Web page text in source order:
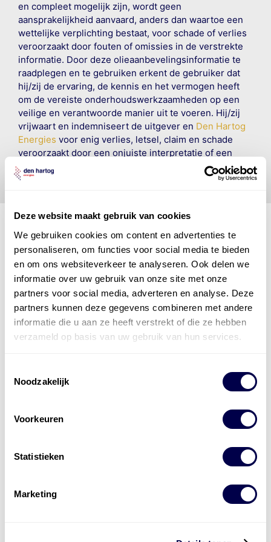
Deze website maakt gebruik van cookies
We gebruiken cookies om content en advertenties te
personaliseren, om functies voor social media te bieden
en om ons websiteverkeer te analyseren. Ook delen we
informatie over uw gebruik van onze site met onze
partners voor social media, adverteren en analyse. Deze
partners kunnen deze gegevens combineren met andere
informatie die u aan ze heeft verstrekt of die ze hebben
verzameld op basis van uw gebruik van hun services.
Noodzakelijk
Voorkeuren
Statistieken
Marketing
en compleet mogelijk zijn, wordt geen
aansprakelijkheid aanvaard, anders dan waartoe een
wettelijke verplichting bestaat, voor schade of verlies
veroorzaakt door fouten of omissies in de verstrekte
informatie. Door deze olieaanbevelingsinformatie te
raadplegen en te gebruiken erkent de gebruiker dat
hij/zij de ervaring, de kennis en het vermogen heeft
om de vereiste onderhoudswerkzaamheden op een
veilige en verantwoorde manier uit te voeren. Hij/zij
vrijwaart en indemniseert de uitgever en Den Hartog
Energies voor enig verlies, letsel, claim en schade
veroorzaakt door een onjuiste interpretatie of een
onjuist gebruik van de gepubliceerde gegevens.
Den Hartog Energies
bestaat uitvier divisies